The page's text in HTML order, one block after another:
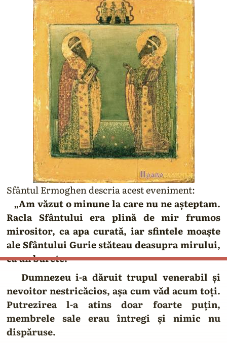
Sfântul Ermoghen descria acest eveniment:
„Am văzut o minune la care nu ne așteptam.
Racla Sfântului era plină de mir frumos
mirositor, ca apa curată, iar sfintele moaște
ale Sfântului Gurie stăteau deasupra mirului,
ca un burete.
Dumnezeu i-a dăruit trupul venerabil și
nevoitor nestricăcios, așa cum văd acum toți.
Putrezirea l-a atins doar foarte puțin,
membrele sale erau întregi și nimic nu
dispăruse.